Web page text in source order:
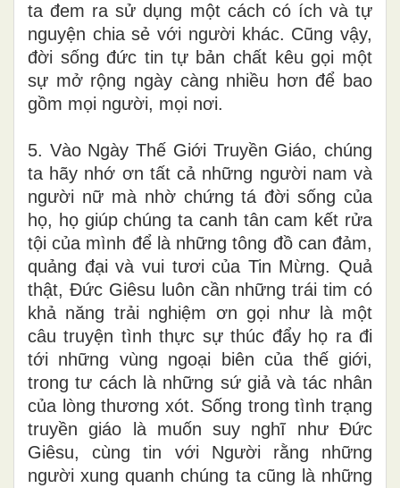
ta đem ra sử dụng một cách có ích và tự
nguyện chia sẻ với người khác. Cũng vậy,
đời sống đức tin tự bản chất kêu gọi một
sự mở rộng ngày càng nhiều hơn để bao
gồm mọi người, mọi nơi.
5. Vào Ngày Thế Giới Truyền Giáo, chúng
ta hãy nhớ ơn tất cả những người nam và
người nữ mà nhờ chứng tá đời sống của
họ, họ giúp chúng ta canh tân cam kết rửa
tội của mình để là những tông đồ can đảm,
quảng đại và vui tươi của Tin Mừng. Quả
thật, Đức Giêsu luôn cần những trái tim có
khả năng trải nghiệm ơn gọi như là một
câu truyện tình thực sự thúc đẩy họ ra đi
tới những vùng ngoại biên của thế giới,
trong tư cách là những sứ giả và tác nhân
của lòng thương xót. Sống trong tình trạng
truyền giáo là muốn suy nghĩ như Đức
Giêsu, cùng tin với Người rằng những
người xung quanh chúng ta cũng là những